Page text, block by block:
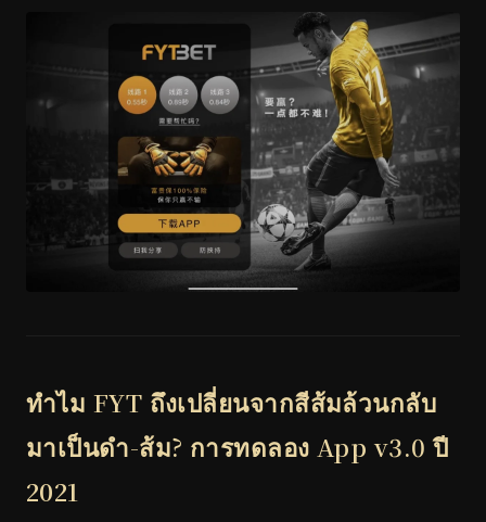
ทำไม FYT ถึงเปลี่ยนจากสีส้มล้วนกลับ
มาเป็นดำ-ส้ม? การทดลอง App v3.0 ปี
2021